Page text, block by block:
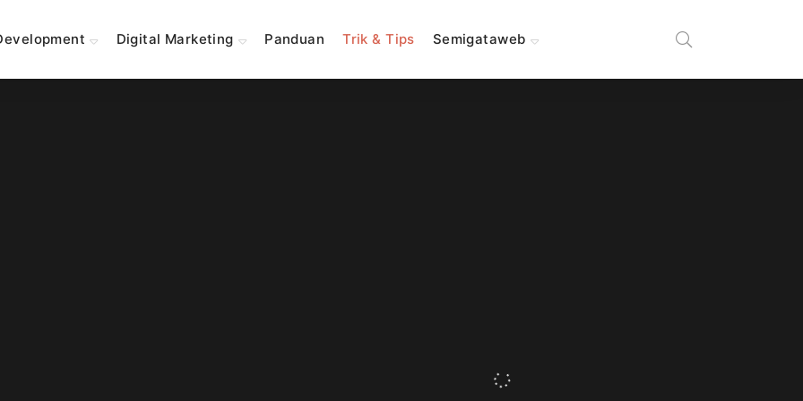
Digital Marketing Panduan Trik & Tips Semigataweb